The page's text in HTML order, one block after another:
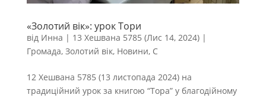
«Золотий вік»: урок Тори
від Инна | 13 Хешвана 5785 (Лис 14, 2024)|
Громада, Золотий вік, Новини, С
12 Хешвана 5785 (13 листопада 2024) на
традиційний урок за книгою “Тора” у благодійному